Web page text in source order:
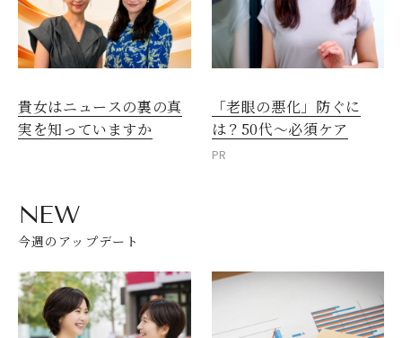
貴女はニュースの裏の真
実を知っていますか
「老眼の悪化」防ぐに
は？50代～必須ケア
PR
NEW
今週のアップデート